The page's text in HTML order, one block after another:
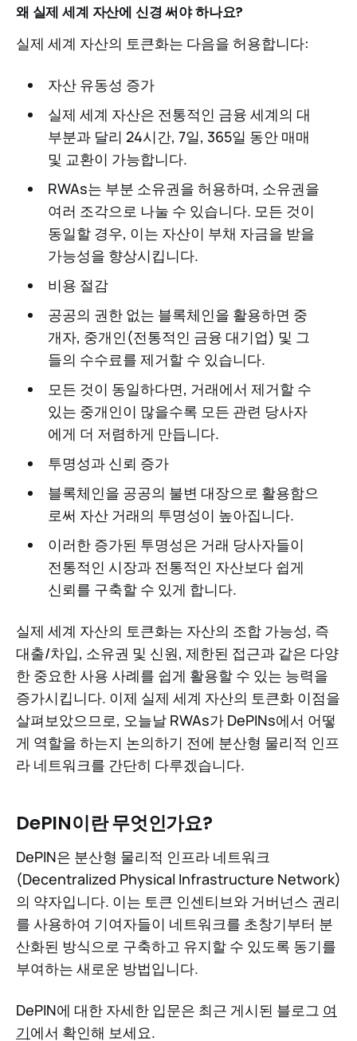
왜 실제 세계 자산에 신경 써야 하나요?
실제 세계 자산의 토큰화는 다음을 허용합니다:
자산 유동성 증가
실제 세계 자산은 전통적인 금융 세계의 대
부분과 달리 24시간, 7일, 365일 동안 매매
및 교환이 가능합니다.
RWAs는 부분 소유권을 허용하며, 소유권을
여러 조각으로 나눌 수 있습니다. 모든 것이
동일할 경우, 이는 자산이 부채 자금을 받을
가능성을 향상시킵니다.
비용 절감
공공의 권한 없는 블록체인을 활용하면 중
개자, 중개인(전통적인 금융 대기업) 및 그
들의 수수료를 제거할 수 있습니다.
모든 것이 동일하다면, 거래에서 제거할 수
있는 중개인이 많을수록 모든 관련 당사자
에게 더 저렴하게 만듭니다.
투명성과 신뢰 증가
블록체인을 공공의 불변 대장으로 활용함으
로써 자산 거래의 투명성이 높아집니다.
이러한 증가된 투명성은 거래 당사자들이
전통적인 시장과 전통적인 자산보다 쉽게
신뢰를 구축할 수 있게 합니다.
실제 세계 자산의 토큰화는 자산의 조합 가능성, 즉
대출/차입, 소유권 및 신원, 제한된 접근과 같은 다양
한 중요한 사용 사례를 쉽게 활용할 수 있는 능력을
증가시킵니다. 이제 실제 세계 자산의 토큰화 이점을
살펴보았으므로, 오늘날 RWAs가 DePINs에서 어떻
게 역할을 하는지 논의하기 전에 분산형 물리적 인프
라 네트워크를 간단히 다루겠습니다.
DePIN이란 무엇인가요?
DePIN은 분산형 물리적 인프라 네트워크
(Decentralized Physical Infrastructure Network)
의 약자입니다. 이는 토큰 인센티브와 거버넌스 권리
를 사용하여 기여자들이 네트워크를 초창기부터 분
산화된 방식으로 구축하고 유지할 수 있도록 동기를
부여하는 새로운 방법입니다.
DePIN에 대한 자세한 입문은 최근 게시된 블로그 여
기에서 확인해 보세요.